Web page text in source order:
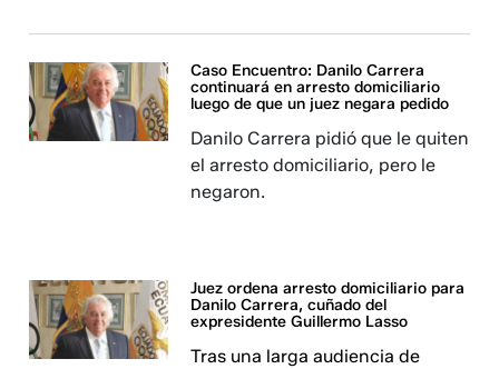
Caso Encuentro: Danilo Carrera
continuará en arresto domiciliario
luego de que un juez negara pedido
Danilo Carrera pidió que le quiten
el arresto domiciliario, pero le
negaron.
Juez ordena arresto domiciliario para
Danilo Carrera, cuñado del
expresidente Guillermo Lasso
Tras una larga audiencia de